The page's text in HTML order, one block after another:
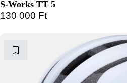
S-Works TT 5
130 000 Ft